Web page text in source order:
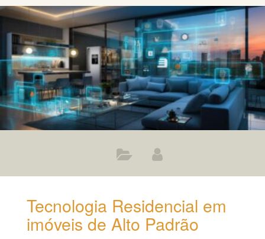
Tecnologia Residencial em
imóveis de Alto Padrão